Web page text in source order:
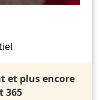
et plus encore
365